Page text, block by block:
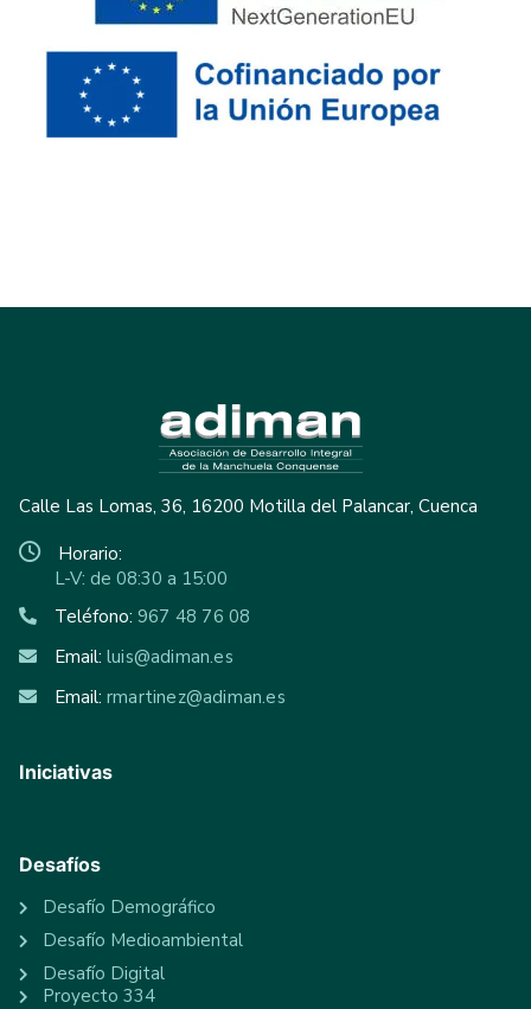
Calle Las Lomas, 36, 16200 Motilla del Palancar, Cuenca
Horario:
L-V: de 08:30 a 15:00
Teléfono: 967 48 76 08
Email: luis@adiman.es
Email: rmartinez@adiman.es
Iniciativas
Desafíos
Desafío Demográfico
Desafío Medioambiental
Desafío Digital
Proyecto 334